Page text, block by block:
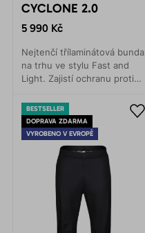
CYCLONE 2.0
5 990 Kč
Nejtenčí třílaminátová bunda
na trhu ve stylu Fast and
Light. Zajistí ochranu proti
BESTSELLER
DOPRAVA ZDARMA
VYROBENO V EVROPĚ